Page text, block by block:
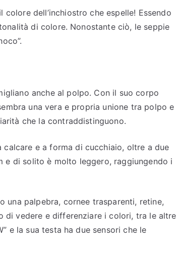
dell’inchiostro che espelle! Essendo
di colore. Nonostante ciò, le seppie
anche al polpo. Con il suo corpo
una vera e propria unione tra polpo e
che la contraddistinguono.
e a forma di cucchiaio, oltre a due
e di solito è molto leggero, raggiungendo i
una palpebra, cornee trasparenti, retine,
di vedere e differenziare i colori, tra le altre
e la sua testa ha due sensori che le